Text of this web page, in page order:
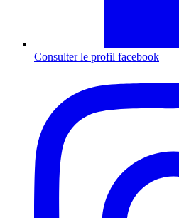
Consulter le profil facebook